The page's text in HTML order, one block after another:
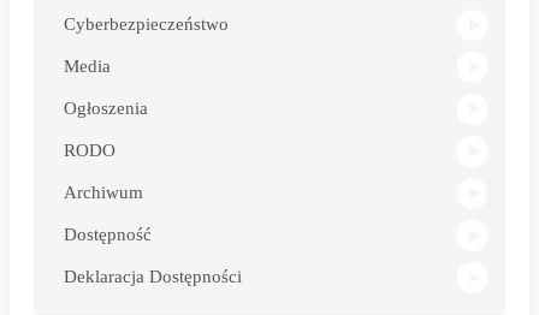
Cyberbezpieczeństwo
Media
Ogłoszenia
RODO
Archiwum
Dostępność
Deklaracja Dostępności